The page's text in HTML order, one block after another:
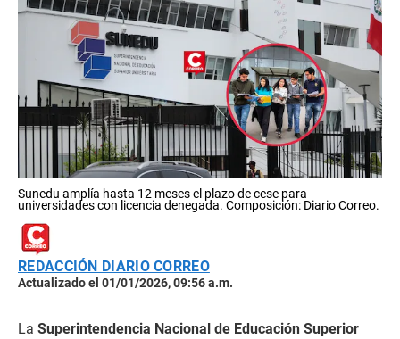
Sunedu amplía hasta 12 meses el plazo de cese para
universidades con licencia denegada. Composición: Diario Correo.
REDACCIÓN DIARIO CORREO
Actualizado el 01/01/2026, 09:56 a.m.
La Superintendencia Nacional de Educación Superior